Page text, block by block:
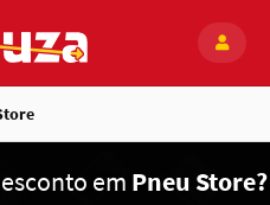
em Pneu Store?